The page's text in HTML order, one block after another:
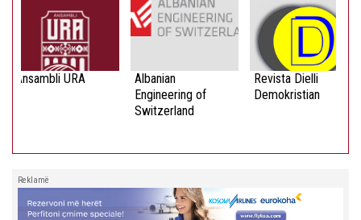
Ansambli URA
Albanian
Engineering of
Switzerland
Revista Dielli
Demokristian
Reklamë